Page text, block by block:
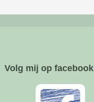
Volg mij op facebook